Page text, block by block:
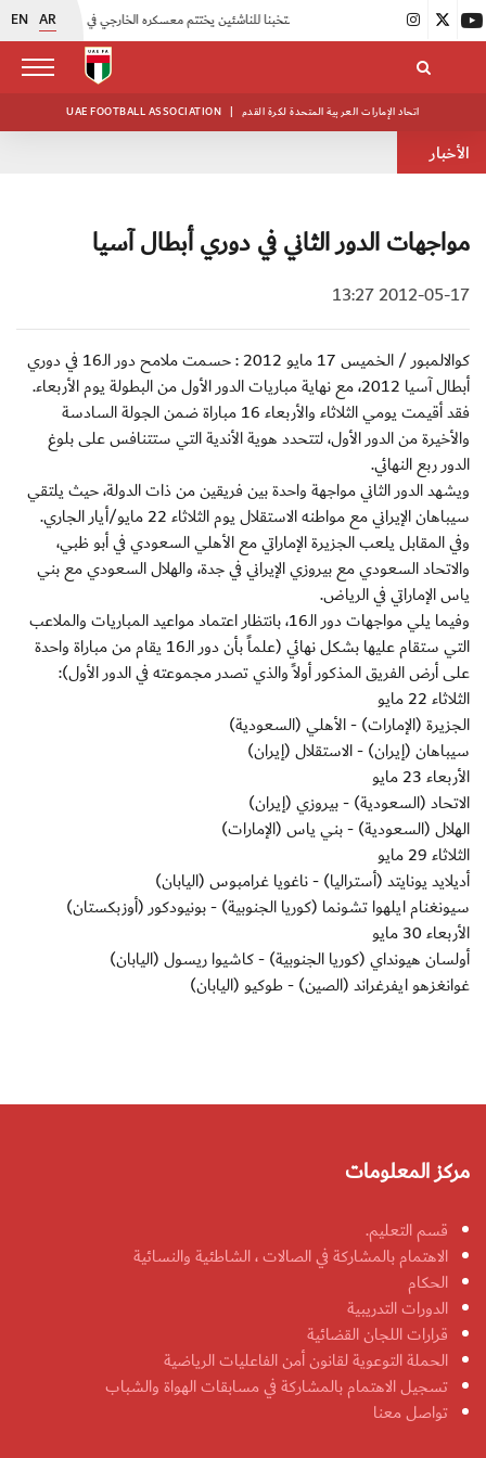
EN AR
اتحاد الكرة يُنظم ورشة عمل للمراقبين المعتمدين |
UAE FOOTBALL ASSOCIATION | اتحاد الإمارات العربية المتحدة لكرة القدم
الأخبار
مواجهات الدور الثاني في دوري أبطال آسيا
2012-05-17 13:27
كوالالمبور / الخميس 17 مايو 2012 : حسمت ملامح دور الـ16 في دوري
أبطال آسيا 2012، مع نهاية مباريات الدور الأول من البطولة يوم الأربعاء.
فقد أقيمت يومي الثلاثاء والأربعاء 16 مباراة ضمن الجولة السادسة
والأخيرة من الدور الأول، لتتحدد هوية الأندية التي ستتنافس على بلوغ
الدور ربع النهائي.
ويشهد الدور الثاني مواجهة واحدة بين فريقين من ذات الدولة، حيث يلتقي
سيباهان الإيراني مع مواطنه الاستقلال يوم الثلاثاء 22 مايو/أيار الجاري.
وفي المقابل يلعب الجزيرة الإماراتي مع الأهلي السعودي في أبو ظبي،
والاتحاد السعودي مع بيروزي الإيراني في جدة، والهلال السعودي مع بني
ياس الإماراتي في الرياض.
وفيما يلي مواجهات دور الـ16، بانتظار اعتماد مواعيد المباريات والملاعب
التي ستقام عليها بشكل نهائي (علماً بأن دور الـ16 يقام من مباراة واحدة
على أرض الفريق المذكور أولاً والذي تصدر مجموعته في الدور الأول):
الثلاثاء 22 مايو
الجزيرة (الإمارات) - الأهلي (السعودية)
سيباهان (إيران) - الاستقلال (إيران)
الأربعاء 23 مايو
الاتحاد (السعودية) - بيروزي (إيران)
الهلال (السعودية) - بني ياس (الإمارات)
الثلاثاء 29 مايو
أديلايد يونايتد (أستراليا) - ناغويا غرامبوس (اليابان)
سيونغنام ايلهوا تشونما (كوريا الجنوبية) - بونيودكور (أوزبكستان)
الأربعاء 30 مايو
أولسان هيونداي (كوريا الجنوبية) - كاشيوا ريسول (اليابان)
غوانغزهو ايفرغراند (الصين) - طوكيو (اليابان)
مركز المعلومات
قسم التعليم.
الاهتمام بالمشاركة في الصالات ، الشاطئية والنسائية
الحكام
الدورات التدريبية
قرارات اللجان القضائية
الحملة التوعوية لقانون أمن الفاعليات الرياضية
تسجيل الاهتمام بالمشاركة في مسابقات الهواة والشباب
تواصل معنا